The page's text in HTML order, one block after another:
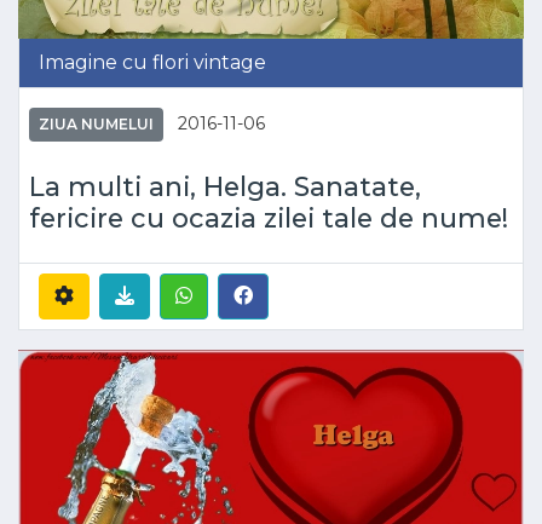
Imagine cu flori vintage
ZIUA NUMELUI 2016-11-06
La multi ani, Helga. Sanatate,
fericire cu ocazia zilei tale de nume!